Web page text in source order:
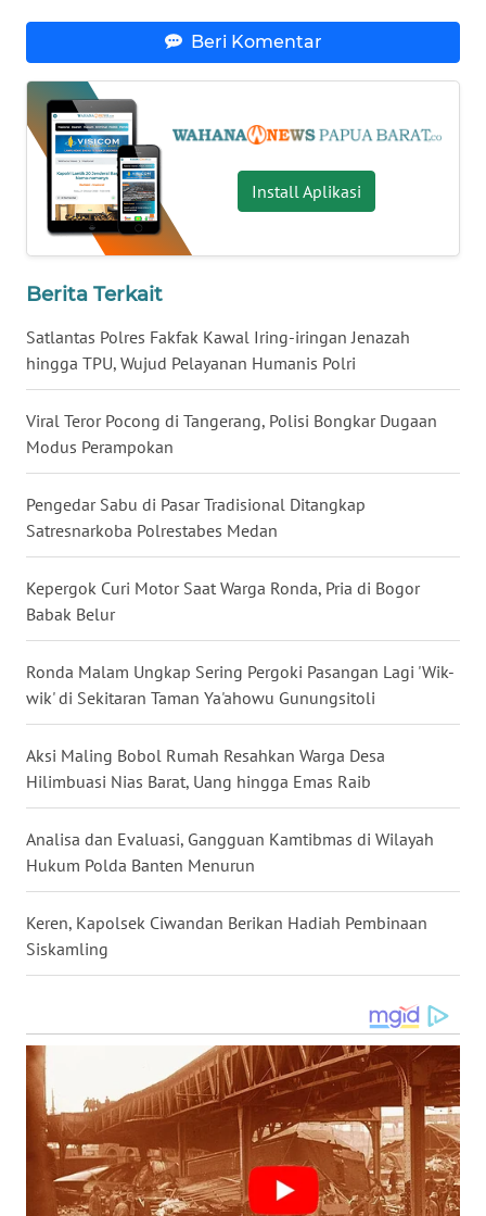
Beri Komentar
Install Aplikasi
Berita Terkait
Satlantas Polres Fakfak Kawal Iring-iringan Jenazah
hingga TPU, Wujud Pelayanan Humanis Polri
Viral Teror Pocong di Tangerang, Polisi Bongkar Dugaan
Modus Perampokan
Pengedar Sabu di Pasar Tradisional Ditangkap
Satresnarkoba Polrestabes Medan
Kepergok Curi Motor Saat Warga Ronda, Pria di Bogor
Babak Belur
Ronda Malam Ungkap Sering Pergoki Pasangan Lagi 'Wik-
wik' di Sekitaran Taman Ya'ahowu Gunungsitoli
Aksi Maling Bobol Rumah Resahkan Warga Desa
Hilimbuasi Nias Barat, Uang hingga Emas Raib
Analisa dan Evaluasi, Gangguan Kamtibmas di Wilayah
Hukum Polda Banten Menurun
Keren, Kapolsek Ciwandan Berikan Hadiah Pembinaan
Siskamling
KALTARA
WN
KALSEL
WN
KALTIM
WN
SULSEL
WN
GORONTALO
WN
WN
MALUT
WN
DAIRI
WN
DANAU
TOBA
WN
NIAS
WN
LANGKAT
TAPANULI
WN
TANJUNG
LESUNG